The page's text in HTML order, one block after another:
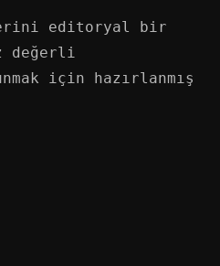
editoryal bir
değerli
için hazırlanmış